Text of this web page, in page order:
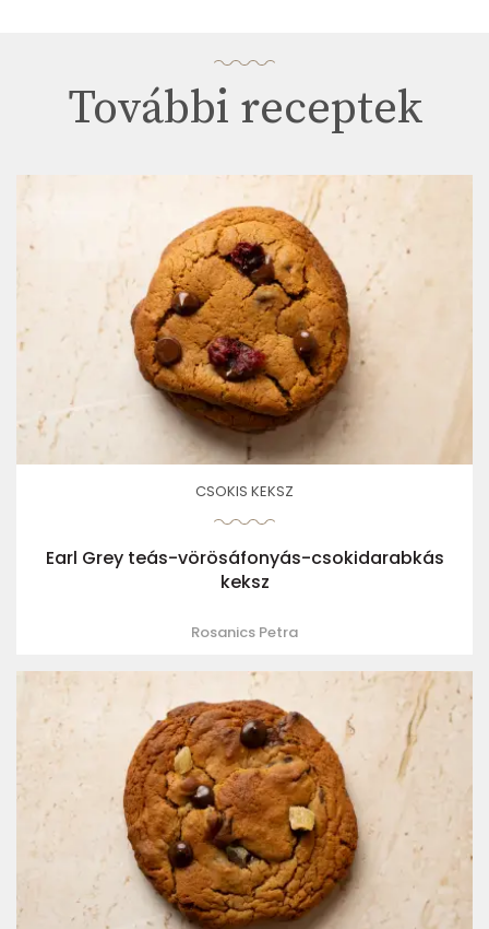
További receptek
CSOKIS KEKSZ
Earl Grey teás-vörösáfonyás-csokidarabkás
keksz
Rosanics Petra